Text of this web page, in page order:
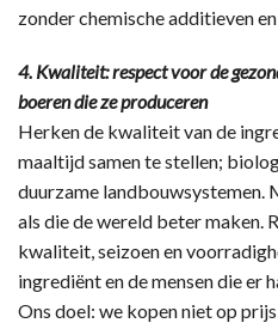
zonder chemische additieven
4. Kwaliteit: respect voor de
boeren die ze produceren
Herken de kwaliteit van de
maaltijd samen te stellen;
duurzame landbouwsystemen.
als die de wereld beter maken.
kwaliteit, seizoen en
ingrediënt en de mensen die er
Ons doel: we kopen niet op